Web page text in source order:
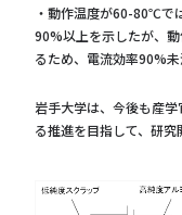
・動作温度が60-80℃で
90%以上を示したが、
るため、電流効率90%未
岩手大学は、今後も産
る推進を目指して、研究